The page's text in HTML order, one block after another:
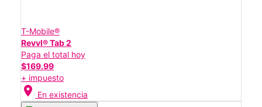
T-Mobile®
Revvl® Tab 2
Paga el total hoy
$169.99
+ impuesto
location_on En existencia